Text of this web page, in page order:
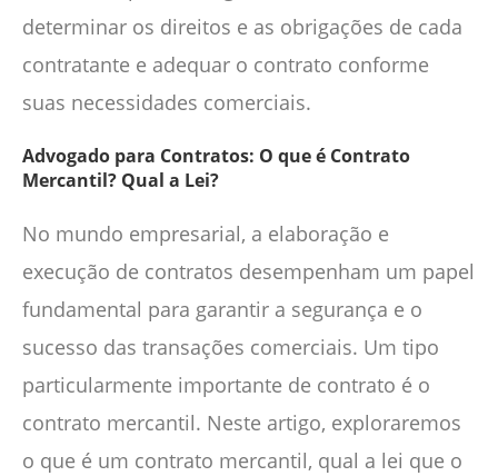
determinar os direitos e as obrigações de cada
contratante e adequar o contrato conforme
suas necessidades comerciais.
Advogado para Contratos: O que é Contrato
Mercantil? Qual a Lei?
No mundo empresarial, a elaboração e
execução de contratos desempenham um papel
fundamental para garantir a segurança e o
sucesso das transações comerciais. Um tipo
particularmente importante de contrato é o
contrato mercantil. Neste artigo, exploraremos
o que é um contrato mercantil, qual a lei que o